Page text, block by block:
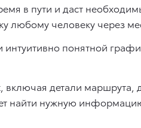
в пути и даст
любому человеку через
понятной
детали маршрута,
найти нужную